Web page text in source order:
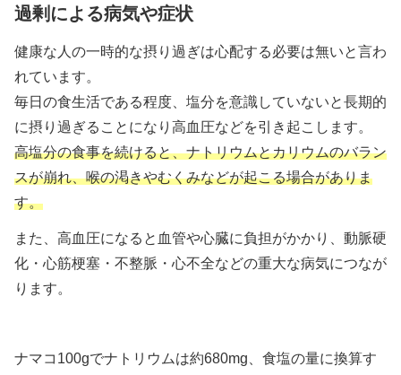
過剰による病気や症状
健康な人の一時的な摂り過ぎは心配する必要は無いと言わ
れています。
毎日の食生活である程度、塩分を意識していないと長期的
に摂り過ぎることになり高血圧などを引き起こします。
高塩分の食事を続けると、ナトリウムとカリウムのバラン
スが崩れ、喉の渇きやむくみなどが起こる場合がありま
す。
また、高血圧になると血管や心臓に負担がかかり、動脈硬
化・心筋梗塞・不整脈・心不全などの重大な病気につなが
ります。
ナマコ100gでナトリウムは約680mg、食塩の量に換算す